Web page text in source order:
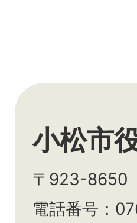
小松市
〒923-8650
電話番号：